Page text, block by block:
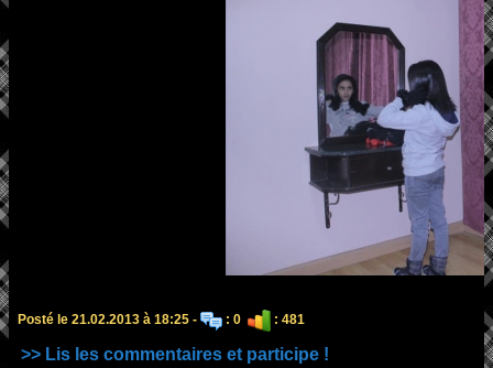
Posté le 21.02.2013 à 18:25 - : 0 : 481
>> Lis les commentaires et participe !